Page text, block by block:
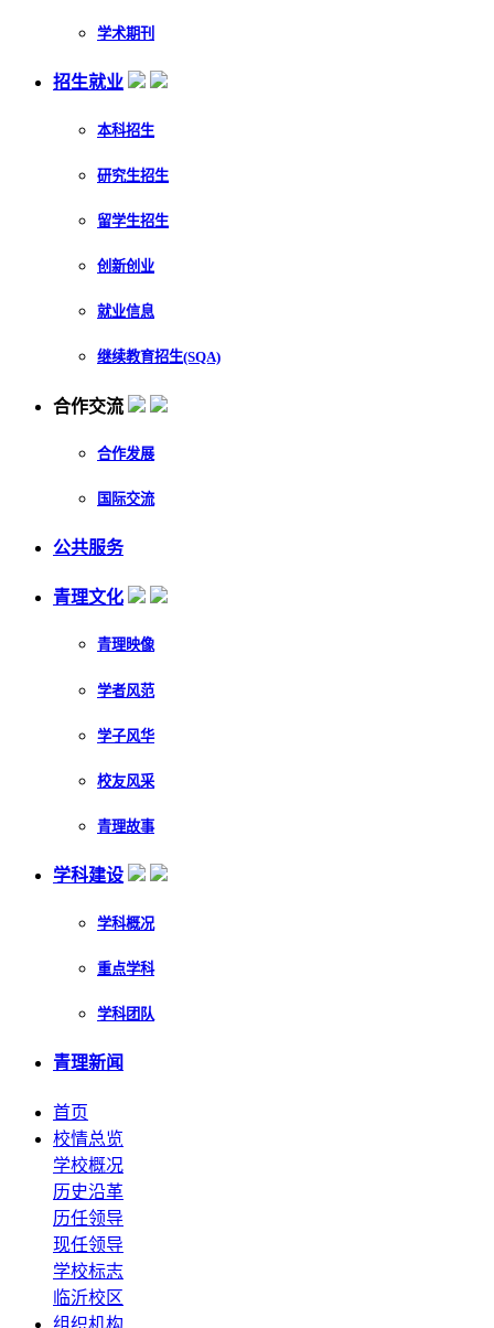
学术期刊
招生就业
本科招生
研究生招生
留学生招生
创新创业
就业信息
继续教育招生(SQA)
合作交流
合作发展
国际交流
公共服务
青理文化
青理映像
学者风范
学子风华
校友风采
青理故事
学科建设
学科概况
重点学科
学科团队
青理新闻
首页
校情总览
学校概况
历史沿革
历任领导
现任领导
学校标志
临沂校区